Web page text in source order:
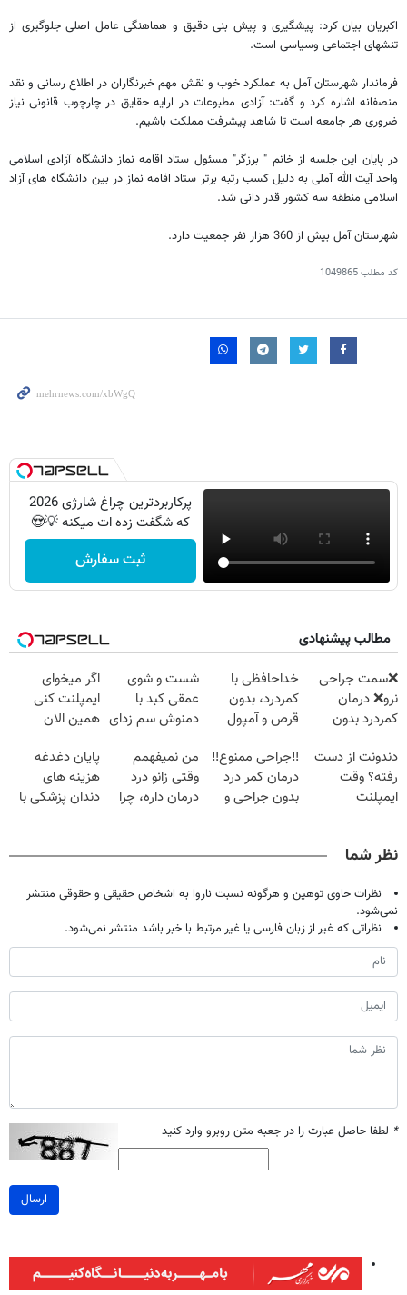
اکبریان بیان کرد: پیشگیری و پیش بنی دقیق و هماهنگی عامل اصلی جلوگیری از
تنشهای اجتماعی وسیاسی است.
فرماندار شهرستان آمل به عملکرد خوب و نقش مهم خبرنگاران در اطلاع رسانی و نقد
منصفانه اشاره کرد و گفت: آزادی مطبوعات در ارایه حقایق در چارچوب قانونی نیاز
ضروری هر جامعه است تا شاهد پیشرفت مملکت باشیم.
در پایان این جلسه از خانم " برزگر" مسئول ستاد اقامه نماز دانشگاه آزادی اسلامی
واحد آیت الله آملی به دلیل کسب رتبه برتر ستاد اقامه نماز در بین دانشگاه های آزاد
اسلامی منطقه سه کشور قدر دانی شد.
شهرستان آمل بیش از 360 هزار نفر جمعیت دارد.
کد مطلب1049865
پرکاربردترین چراغ شارژی 2026
که شگفت زده ات میکنه 💡😍
ثبت سفارش
مطالب پیشنهادی
❌سمت جراحی
نرو❌ درمان
کمردرد بدون
خداحافظی با
کمردرد، بدون
قرص و آمپول
شست و شوی
عمقی کبد با
دمنوش سم زدای
اگر میخوای
ایمپلنت کنی
همین الان
۲۵ میلیون
تومان!!!
دندونت از دست
رفته؟ وقت
ایمپلنت
‼️جراحی ممنوع‼️
درمان کمر درد
بدون جراحی و
من نمیفهمم
وقتی زانو درد
درمان داره، چرا
پایان دغدغه
هزینه های
دندان پزشکی با
نظر شما
نظرات حاوی توهین و هرگونه نسبت ناروا به اشخاص حقیقی و حقوقی منتشر
نمی‌شود.
نظراتی که غیر از زبان فارسی یا غیر مرتبط با خبر باشد منتشر نمی‌شود.
* لطفا حاصل عبارت را در جعبه متن روبرو وارد کنید
ارسال